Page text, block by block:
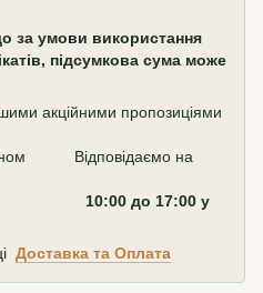
за умови використання
підсумкова сума може
акційними пропозиціями
Відповідаємо на
до 17:00 у
Доставка та Оплата